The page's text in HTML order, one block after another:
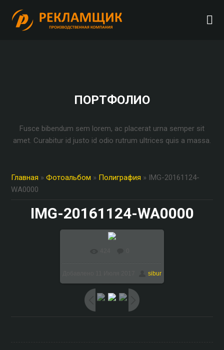
ПОРТФОЛИО
Fusce bibendum sem lorem, ac placerat urna semper sit
amet. Curabitur id justo id odio rutrum ultrices quis a massa.
Главная »Фотоальбом » Полиграфия » IMG-20161124-
WA0000
IMG-20161124-WA0000
sibur